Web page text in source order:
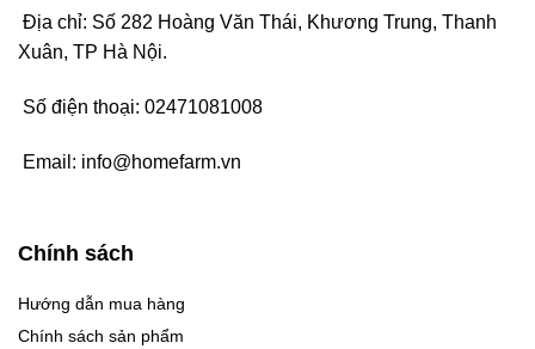
Địa chỉ: Số 282 Hoàng Văn Thái, Khương Trung, Thanh
Xuân, TP Hà Nội.
Số điện thoại: 02471081008
Email: info@homefarm.vn
Chính sách
Hướng dẫn mua hàng
Chính sách sản phẩm